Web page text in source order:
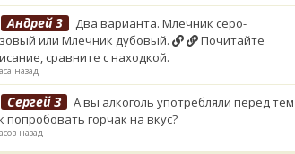
Андрей 3
Два варианта. Млечник серо-
или Млечник дубовый.
Почитайте
сравните с находкой.
назад
Сергей З
А вы алкоголь употребляли перед тем
попробовать горчак на вкус?
назад